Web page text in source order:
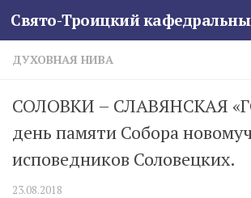
Skip to content
ДУХОВНАЯ НИВА
СОЛОВКИ – СЛАВЯНСКАЯ
день памяти Собора
исповедников Соловецких.
23.08.2018